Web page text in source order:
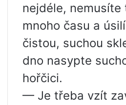
nejdéle,
mnoho času a
čistou, suchou
dno nasypte
hořčici.
— Je třeba vzít